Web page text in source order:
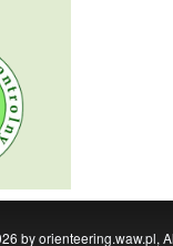
by orienteering.waw.pl,